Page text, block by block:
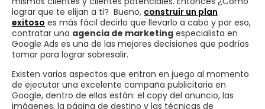
lograr que te elijan a ti? Bueno, construir un plan
exitoso es más fácil decirlo que llevarlo a cabo y por eso,
contratar una agencia de marketing especialista en
Google Ads es una de las mejores decisiones que podrías
tomar para lograr sobresalir.
Existen varios aspectos que entran en juego al momento
de ejecutar una excelente campaña publicitaria en
Google, dentro de ellos están: el copy del anuncio, las
imágenes, la página de destino y las técnicas de